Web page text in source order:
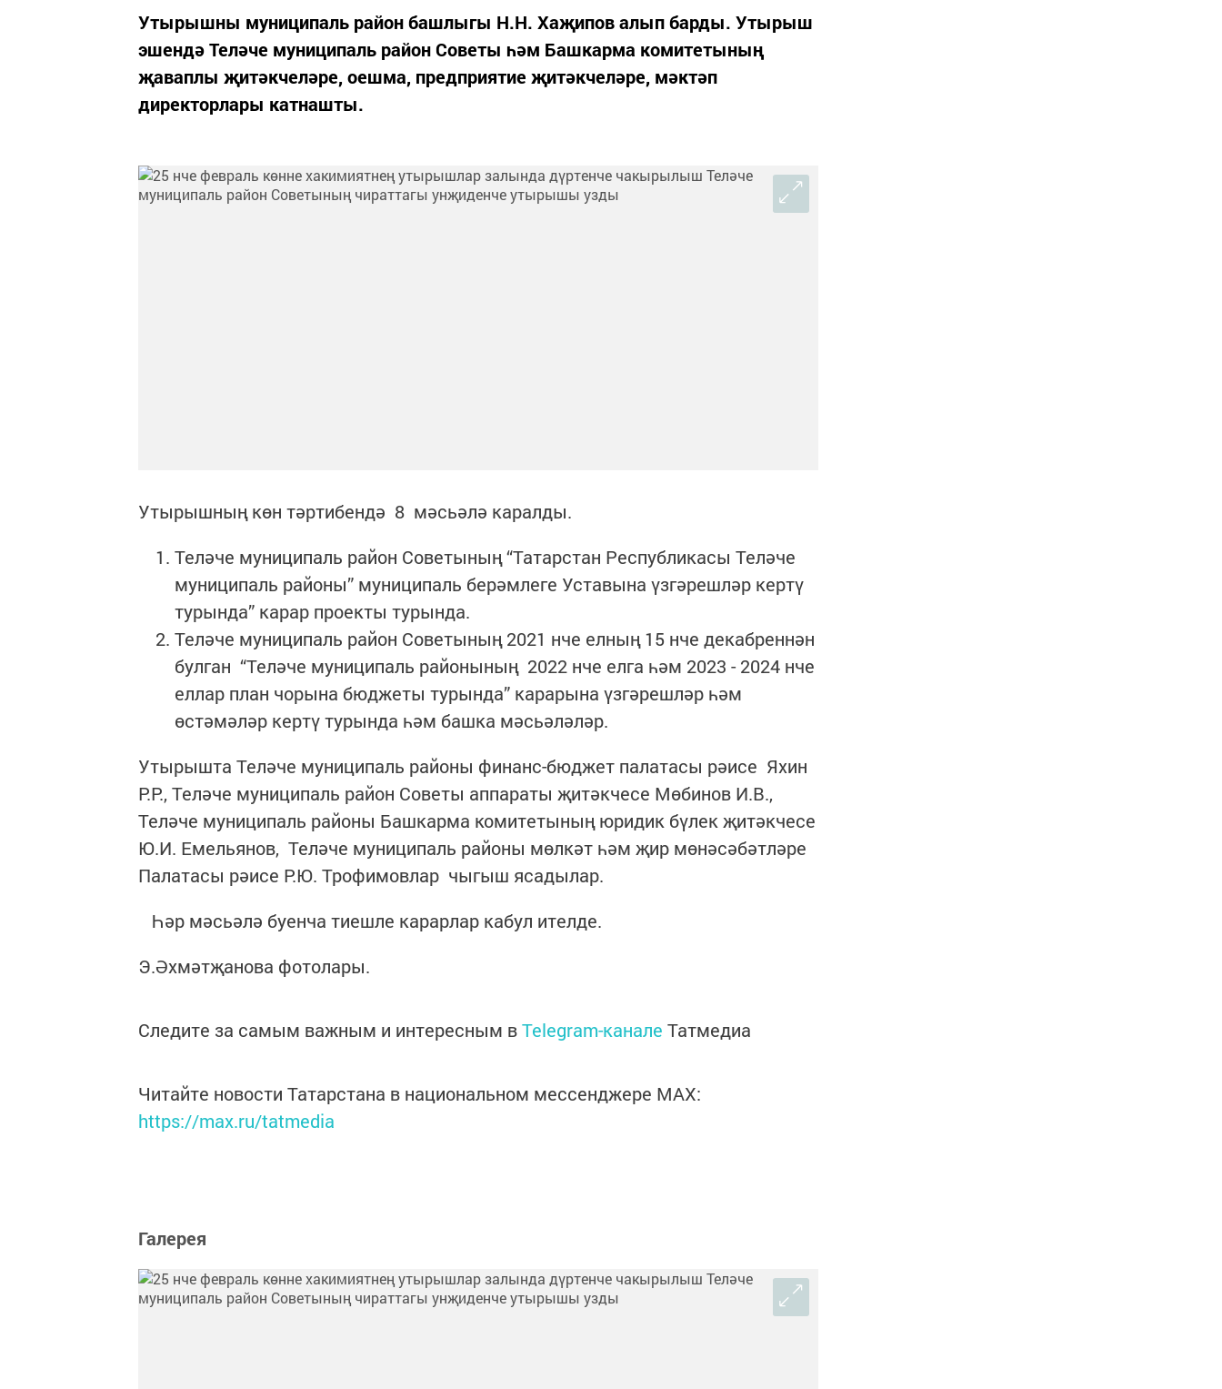
Утырышны муниципаль район башлыгы Н.Н. Хаҗипов алып барды. Утырыш
эшендә Теләче муниципаль район Советы һәм Башкарма комитетының
җаваплы җитәкчеләре, оешма, предприятие җитәкчеләре, мәктәп
директорлары катнашты.
Утырышның көн тәртибендә 8 мәсьәлә каралды.
Теләче муниципаль район Советының “Татарстан Республикасы Теләче
муниципаль районы” муниципаль берәмлеге Уставына үзгәрешләр кертү
турында” карар проекты турында.
Теләче муниципаль район Советының 2021 нче елның 15 нче декабреннән
булган “Теләче муниципаль районының 2022 нче елга һәм 2023 - 2024 нче
еллар план чорына бюджеты турында” карарына үзгәрешләр һәм
өстәмәләр кертү турында һәм башка мәсьәләләр.
Утырышта Теләче муниципаль районы финанс-бюджет палатасы рәисе Яхин
Р.Р., Теләче муниципаль район Советы аппараты җитәкчесе Мөбинов И.В.,
Теләче муниципаль районы Башкарма комитетының юридик бүлек җитәкчесе
Ю.И. Емельянов, Теләче муниципаль районы мөлкәт һәм җир мөнәсәбәтләре
Палатасы рәисе Р.Ю. Трофимовлар чыгыш ясадылар.
Һәр мәсьәлә буенча тиешле карарлар кабул ителде.
Э.Әхмәтҗанова фотолары.
Следите за самым важным и интересным вTelegram-канале Татмедиа
Читайте новости Татарстана в национальном мессенджере MАХ:
https://max.ru/tatmedia
Галерея